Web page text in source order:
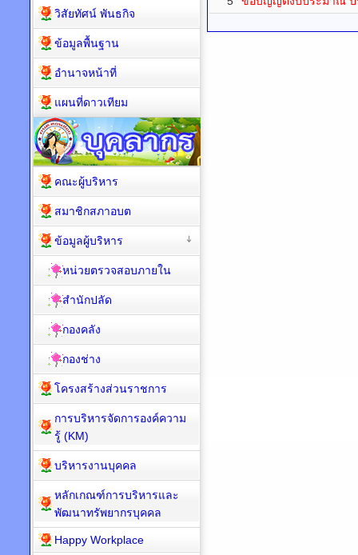
วิสัยทัศน์ พันธกิจ
ข้อมูลพื้นฐาน
อำนาจหน้าที่
แผนที่ดาวเทียม
คณะผู้บริหาร
สมาชิกสภาอบต
ข้อมูลผู้บริหาร
หน่วยตรวจสอบภายใน
สำนักปลัด
กองคลัง
กองช่าง
โครงสร้างส่วนราชการ
การบริหารจัดการองค์ความ
รู้ (KM)
บริหารงานบุคคล
หลักเกณฑ์การบริหารและ
พัฒนาทรัพยากรบุคคล
Happy Workplace